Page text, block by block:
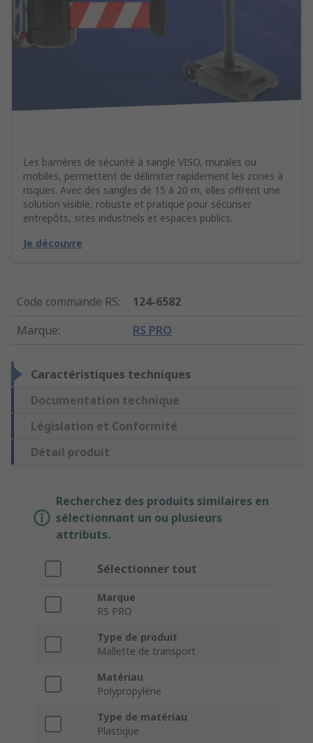
Les barrières de sécurité à sangle VISO, murales ou
mobiles, permettent de délimiter rapidement les zones à
risques. Avec des sangles de 15 à 20 m, elles offrent une
solution visible, robuste et pratique pour sécuriser
entrepôts, sites industriels et espaces publics.
Je découvre
Code commande RS:
124-6582
Marque: RS PRO
Caractéristiques techniques
Documentation technique
Législation et Conformité
Détail produit
Recherchez des produits similaires en
sélectionnant un ou plusieurs
attributs.
Sélectionner tout
Marque
RS PRO
Type de produit
Mallette de transport
Matériau
Polypropylène
Type de matériau
Plastique